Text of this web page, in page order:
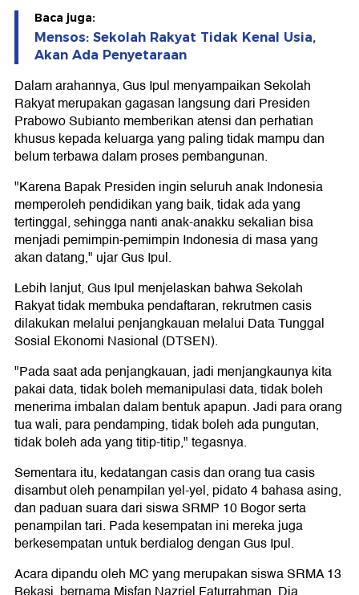
Baca juga:
Mensos: Sekolah Rakyat Tidak Kenal Usia,
Akan Ada Penyetaraan
Dalam arahannya, Gus Ipul menyampaikan Sekolah
Rakyat merupakan gagasan langsung dari Presiden
Prabowo Subianto memberikan atensi dan perhatian
khusus kepada keluarga yang paling tidak mampu dan
belum terbawa dalam proses pembangunan.
"Karena Bapak Presiden ingin seluruh anak Indonesia
memperoleh pendidikan yang baik, tidak ada yang
tertinggal, sehingga nanti anak-anakku sekalian bisa
menjadi pemimpin-pemimpin Indonesia di masa yang
akan datang," ujar Gus Ipul.
Lebih lanjut, Gus Ipul menjelaskan bahwa Sekolah
Rakyat tidak membuka pendaftaran, rekrutmen casis
dilakukan melalui penjangkauan melalui Data Tunggal
Sosial Ekonomi Nasional (DTSEN).
"Pada saat ada penjangkauan, jadi menjangkaunya kita
pakai data, tidak boleh memanipulasi data, tidak boleh
menerima imbalan dalam bentuk apapun. Jadi para orang
tua wali, para pendamping, tidak boleh ada pungutan,
tidak boleh ada yang titip-titip," tegasnya.
Sementara itu, kedatangan casis dan orang tua casis
disambut oleh penampilan yel-yel, pidato 4 bahasa asing,
dan paduan suara dari siswa SRMP 10 Bogor serta
penampilan tari. Pada kesempatan ini mereka juga
berkesempatan untuk berdialog dengan Gus Ipul.
Acara dipandu oleh MC yang merupakan siswa SRMA 13